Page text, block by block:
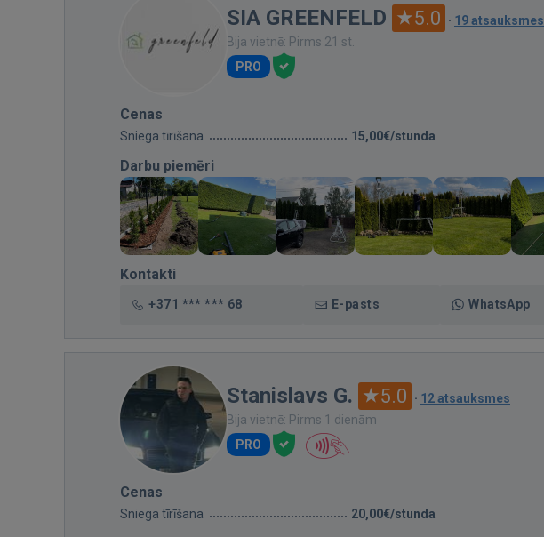
SIA GREENFELD 5.0 · 19 atsauksmes
Bija vietnē: Pirms 21 st.
PRO
Cenas
Sniega tīrīšana 15,00€/stunda
Darbu piemēri
Kontakti
+371 *** *** 68 E-pasts WhatsApp
Stanislavs G. 5.0 · 12 atsauksmes
Bija vietnē: Pirms 1 dienām
PRO
Cenas
Sniega tīrīšana 20,00€/stunda